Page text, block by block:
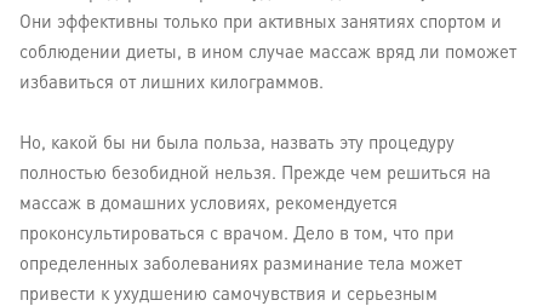
Они эффективны только при активных занятиях спортом и
соблюдении диеты, в ином случае массаж вряд ли поможет
избавиться от лишних килограммов.
Но, какой бы ни была польза, назвать эту процедуру
полностью безобидной нельзя. Прежде чем решиться на
массаж в домашних условиях, рекомендуется
проконсультироваться с врачом. Дело в том, что при
определенных заболеваниях разминание тела может
привести к ухудшению самочувствия и серьезным